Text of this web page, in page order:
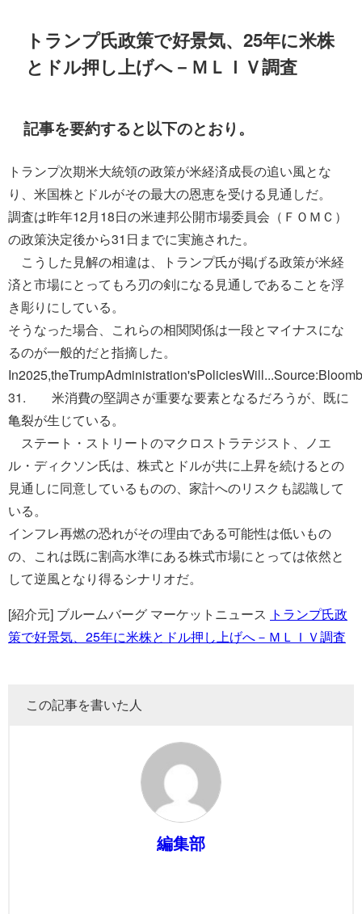
トランプ氏政策で好景気、25年に米株
とドル押し上げへ－ＭＬＩＶ調査
記事を要約すると以下のとおり。
トランプ次期米大統領の政策が米経済成長の追い風とな
り、米国株とドルがその最大の恩恵を受ける見通しだ。
調査は昨年12月18日の米連邦公開市場委員会（ＦＯＭＣ）
の政策決定後から31日までに実施された。
こうした見解の相違は、トランプ氏が掲げる政策が米経
済と市場にとってもろ刃の剣になる見通しであることを浮
き彫りにしている。
そうなった場合、これらの相関関係は一段とマイナスにな
るのが一般的だと指摘した。
31. 米消費の堅調さが重要な要素となるだろうが、既に
亀裂が生じている。
ステート・ストリートのマクロストラテジスト、ノエ
ル・ディクソン氏は、株式とドルが共に上昇を続けるとの
見通しに同意しているものの、家計へのリスクも認識して
いる。
インフレ再燃の恐れがその理由である可能性は低いもの
の、これは既に割高水準にある株式市場にとっては依然と
して逆風となり得るシナリオだ。
[紹介元] ブルームバーグ マーケットニュース トランプ氏政
策で好景気、25年に米株とドル押し上げへ－ＭＬＩＶ調査
この記事を書いた人
編集部